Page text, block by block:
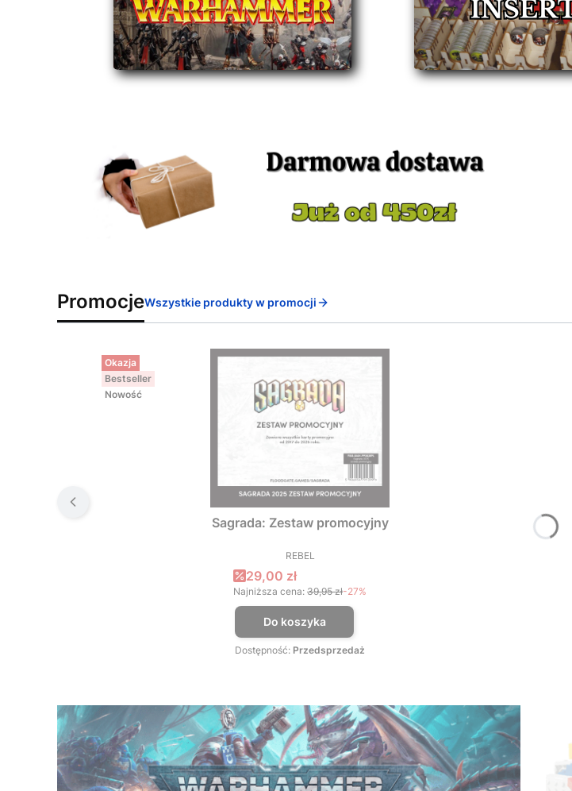
PromocjeWszystkie produkty w promocji
Okazja
Bestseller
Nowość
Sagrada: Zestaw promocyjny
PRODUCENT
REBEL
Cena promocyjna
29,00 zł
Najniższa cena: 39,95 zł-27%
Do koszyka
Dostępność: Przedsprzedaż